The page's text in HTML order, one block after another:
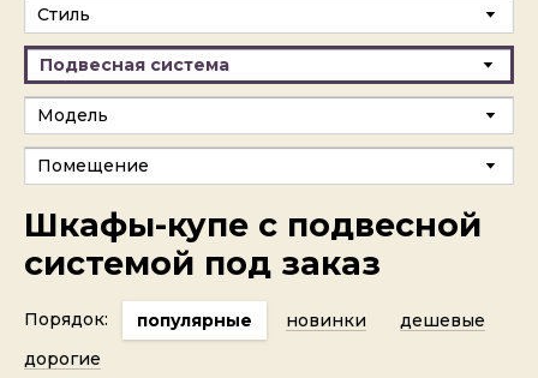
Шкафы-купе с подвесной
системой под заказ
Порядок: популярные новинки
дешевые
дорогие